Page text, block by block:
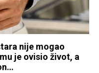
nije mogao
je ovisio život, a